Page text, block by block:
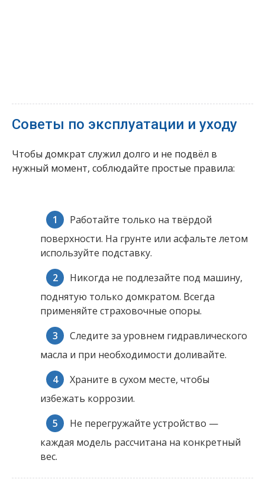
Советы по эксплуатации и уходу
Чтобы домкрат служил долго и не подвёл в
нужный момент, соблюдайте простые правила:
Работайте только на твёрдой
поверхности. На грунте или асфальте летом
используйте подставку.
Никогда не подлезайте под машину,
поднятую только домкратом. Всегда
применяйте страховочные опоры.
Следите за уровнем гидравлического
масла и при необходимости доливайте.
Храните в сухом месте, чтобы
избежать коррозии.
Не перегружайте устройство —
каждая модель рассчитана на конкретный
вес.